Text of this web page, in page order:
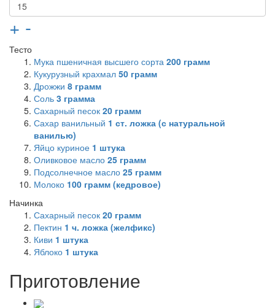
+ -
Тесто
Мука пшеничная высшего сорта 200 грамм
Кукурузный крахмал 50 грамм
Дрожжи 8 грамм
Соль 3 грамма
Сахарный песок 20 грамм
Сахар ванильный 1 ст. ложка (с натуральной
ванилью)
Яйцо куриное 1 штука
Оливковое масло 25 грамм
Подсолнечное масло 25 грамм
Молоко 100 грамм (кедровое)
Начинка
Сахарный песок 20 грамм
Пектин 1 ч. ложка (желфикс)
Киви 1 штука
Яблоко 1 штука
Приготовление